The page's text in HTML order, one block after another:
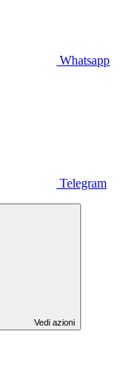
Whatsapp
Telegram
Vedi azioni